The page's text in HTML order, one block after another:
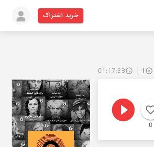
خرید اشتراک
1
01:17:38
0